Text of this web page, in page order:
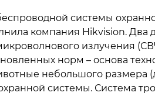
системы
компания Hikvision. Два
излучения
норм – основа
небольшого размера
системы. Система